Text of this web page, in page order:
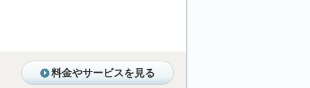
料金やサービスを見る